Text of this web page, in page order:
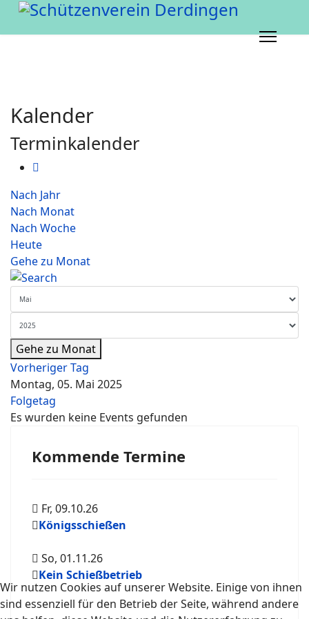
Kalender
Terminkalender
Nach Jahr
Nach Monat
Nach Woche
Heute
Gehe zu Monat
Gehe zu Monat
Vorheriger Tag
Montag, 05. Mai 2025
Folgetag
Es wurden keine Events gefunden
Kommende Termine
Fr, 09.10.26
Königsschießen
So, 01.11.26
Kein Schießbetrieb
Wir nutzen Cookies auf unserer Website. Einige von ihnen
sind essenziell für den Betrieb der Seite, während andere